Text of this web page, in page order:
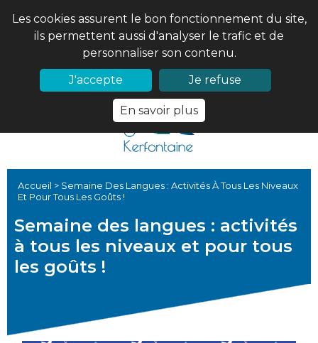
Les cookies assurent le bon fonctionnement du site,
ils permettent aussi d'analyser le trafic et de
personnaliser son contenu.
J'accepte
Je refuse
En savoir plus
02 97 56 61 18
Accueil > Semaine Des Langues : Activités À Tous Les Niveaux
Et Pour Tous Les Goûts !
Semaine des langues : activités
à tous les niveaux et pour tous
les goûts !